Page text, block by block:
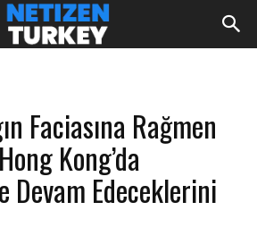
Faciasına Rağmen
Kong’da
Devam Edeceklerini